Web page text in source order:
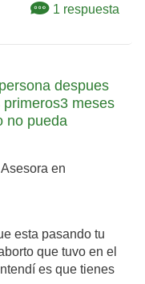
1 respuesta
despues
meses
no pueda
en
esta pasando tu
que tuvo en el
es que tienes